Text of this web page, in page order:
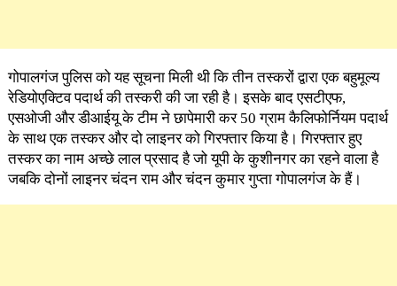
गोपालगंज पुलिस को यह सूचना मिली थी कि तीन तस्करों द्वारा एक बहुमूल्य
रेडियोएक्टिव पदार्थ की तस्करी की जा रही है। इसके बाद एसटीएफ,
एसओजी और डीआईयू के टीम ने छापेमारी कर 50 ग्राम कैलिफोर्नियम पदार्थ
के साथ एक तस्कर और दो लाइनर को गिरफ्तार किया है। गिरफ्तार हुए
तस्कर का नाम अच्छे लाल प्रसाद है जो यूपी के कुशीनगर का रहने वाला है
जबकि दोनों लाइनर चंदन राम और चंदन कुमार गुप्ता गोपालगंज के हैं।